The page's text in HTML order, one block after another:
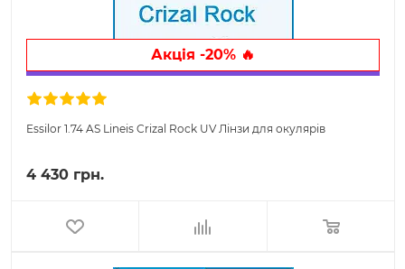
Акція -20% 🔥
Essilor 1.74 AS Lineis Crizal Rock UV Лінзи для окулярів
4 430 грн.